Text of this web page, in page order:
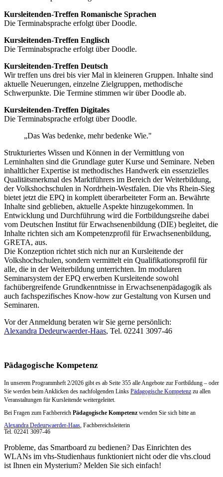
Kursleitenden-Treffen Romanische Sprachen
Die Terminabsprache erfolgt über Doodle.
Kursleitenden-Treffen Englisch
Die Terminabsprache erfolgt über Doodle.
Kursleitenden-Treffen Deutsch
Wir treffen uns drei bis vier Mal in kleineren Gruppen. Inhalte sind
aktuelle Neuerungen, einzelne Zielgruppen, methodische
Schwerpunkte. Die Termine stimmen wir über Doodle ab.
Kursleitenden-Treffen Digitales
Die Terminabsprache erfolgt über Doodle.
„Das Was bedenke, mehr bedenke Wie."
Strukturiertes Wissen und Können in der Vermittlung von
Lerninhalten sind die Grundlage guter Kurse und Seminare. Neben
inhaltlicher Expertise ist methodisches Handwerk ein essenzielles
Qualitätsmerkmal des Marktführers im Bereich der Weiterbildung,
der Volkshochschulen in Nordrhein-Westfalen. Die vhs Rhein-Sieg
bietet jetzt die EPQ in komplett überarbeiteter Form an. Bewährte
Inhalte sind geblieben, aktuelle Aspekte hinzugekommen. In
Entwicklung und Durchführung wird die Fortbildungsreihe dabei
vom Deutschen Institut für Erwachsenenbildung (DIE) begleitet, die
Inhalte richten sich am Kompetenzprofil für Erwachsenenbildung,
GRETA, aus.
Die Konzeption richtet stich nich nur an Kursleitende der
Volkshochschulen, sondern vermittelt ein Qualifikationsprofil für
alle, die in der Weiterbildung unterrichten. Im modularen
Seminarsystem der EPQ erwerben Kursleitende sowohl
fachübergreifende Grundkenntnisse in Erwachsenenpädagogik als
auch fachspezifisches Know-how zur Gestaltung von Kursen und
Seminaren.
Vor der Anmeldung beraten wir Sie gerne persönlich:
Alexandra Dedeurwaerder-Haas, Tel. 02241 3097-46
Pädagogische Kompetenz
In unserem Programmheft 2/2026 gibt es ab Seite 355 alle Angebote zur Fortbildung – oder
Sie werden beim Anklicken des nachfolgenden Links Pädagogische Kompetenz zu allen
Veranstaltungen für Kursleitende weitergeleitet.
Bei Fragen zum Fachbereich Pädagogische Kompetenz wenden Sie sich bitte an
Alexandra Dedeurwaerder-Haas, Fachbereichsleiterin
Tel. 02241 3097-46
Probleme, das Smartboard zu bedienen? Das Einrichten des
WLANs im vhs-Studienhaus funktioniert nicht oder die vhs.cloud
ist Ihnen ein Mysterium? Melden Sie sich einfach!